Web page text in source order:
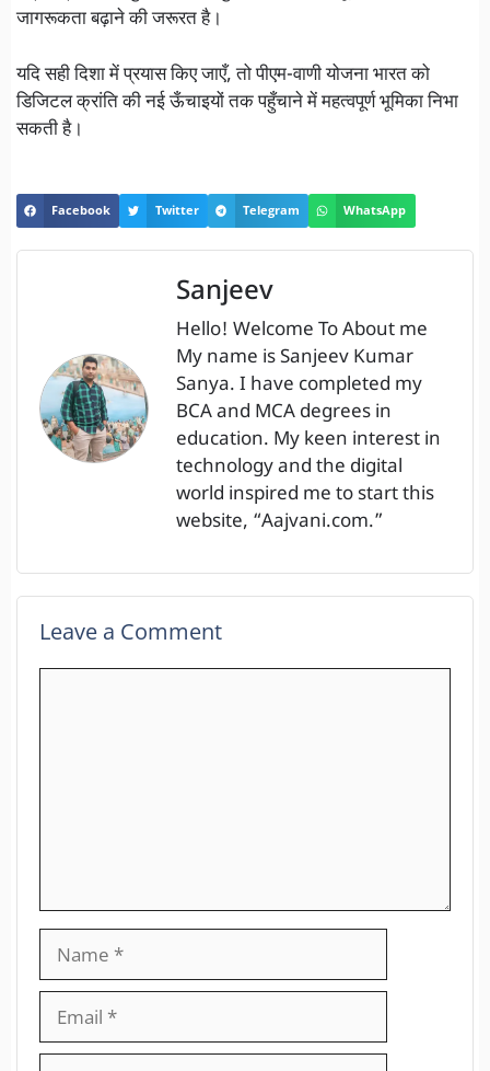
जागरूकता बढ़ाने की जरूरत है।
यदि सही दिशा में प्रयास किए जाएँ, तो पीएम-वाणी योजना भारत को
डिजिटल क्रांति की नई ऊँचाइयों तक पहुँचाने में महत्वपूर्ण भूमिका निभा
सकती है।
Facebook Twitter Telegram WhatsApp
Sanjeev
Hello! Welcome To About me
My name is Sanjeev Kumar
Sanya. I have completed my
BCA and MCA degrees in
education. My keen interest in
technology and the digital
world inspired me to start this
website, “Aajvani.com.”
Leave a Comment